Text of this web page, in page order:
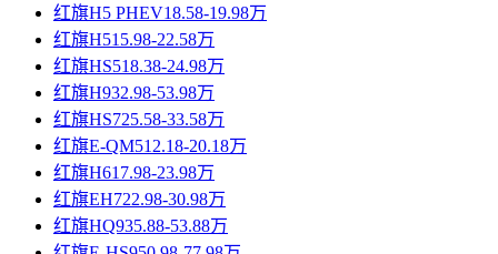
红旗H5 PHEV18.58-19.98万
红旗H515.98-22.58万
红旗HS518.38-24.98万
红旗H932.98-53.98万
红旗HS725.58-33.58万
红旗E-QM512.18-20.18万
红旗H617.98-23.98万
红旗EH722.98-30.98万
红旗HQ935.88-53.88万